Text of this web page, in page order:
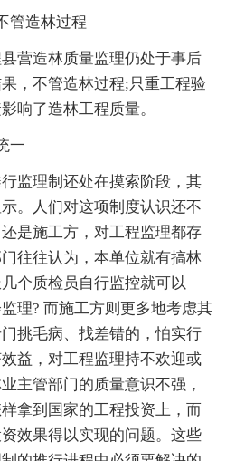
造林过程
造林质量监理仍处于事后
，不管造林过程;只重工程验
响了造林工程质量。
一
理制还处在摸索阶段，其
。人们对这项制度认识还不
是施工方，对工程监理都存
往往认为，本单位就有搞林
个质检员自行监控就可以
理? 而施工方则更多地考虑其
挑毛病、找差错的，怕实行
益，对工程监理持不欢迎或
主管部门的质量意识不强，
拿到国家的工程投资上，而
效果得以实现的问题。这些